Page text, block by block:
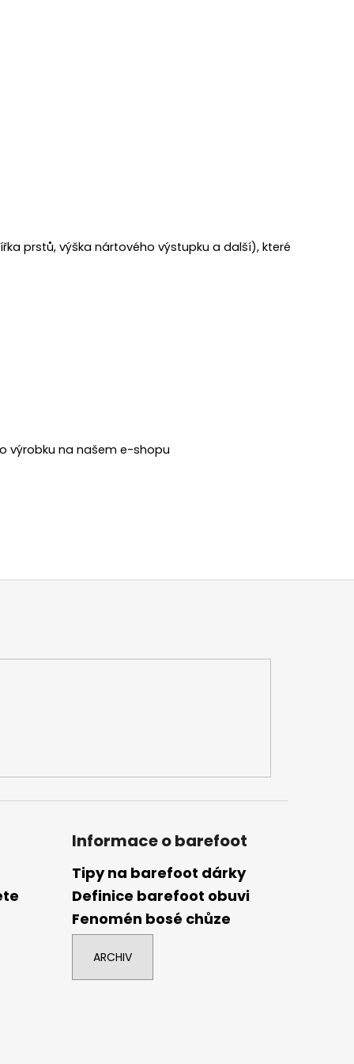
prstů, výška nártového výstupku a další), které
výrobku na našem e-shopu
Informace o barefoot
Tipy na barefoot dárky
Definice barefoot obuvi
Fenomén bosé chůze
ARCHIV